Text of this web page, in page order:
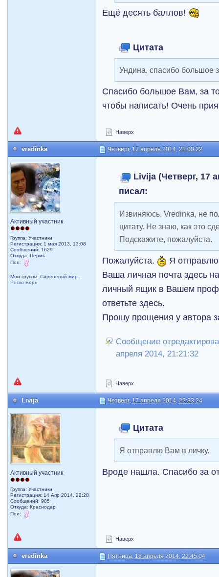
Ещё десять баллов!
Цитата
Ундина, спасибо большое
Спасибо большое Вам, за
чтобы написать! Очень
Наверх
vredinka Четверг, 17 апреля 2014, 21:00:22
Активный участник
Группа: Участники
Регистрация: 1 мая 2013, 13:08
Сообщений: 1629
Откуда: Пермь
Пол:
Мои группы:Сиреневый мир
Роско Борн
Livija (Четверг, 17
писал:
Извиняюсь, Vredinka, не
цитату. Не знаю, как это
Подскажите, пожалуйста.
Пожалуйста.
Я отправлю
Ваша личная почта здесь
личный ящик в Вашем
ответьте здесь.
Прошу прощения у автора
Сообщение
апреля 2014, 21:21:32
Наверх
Livija Четверг, 17 апреля 2014, 22:33:24
Активный участник
Группа: Участники
Регистрация: 14 Апр 2014, 22:28
Сообщений: 985
Откуда: Краснодар
Пол:
Цитата
Я отправлю Вам в личку.
Вроде нашла. Спасибо за
Наверх
vredinka Пятница, 18 апреля 2014, 22:45:04